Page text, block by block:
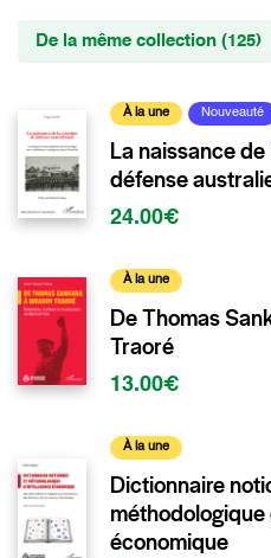
De la même collection (125)
À la une Nouveauté
La naissance
défense
24.00€
À la une
De Thomas
Traoré
13.00€
À la une
Dictionnaire
méthodologique
économique